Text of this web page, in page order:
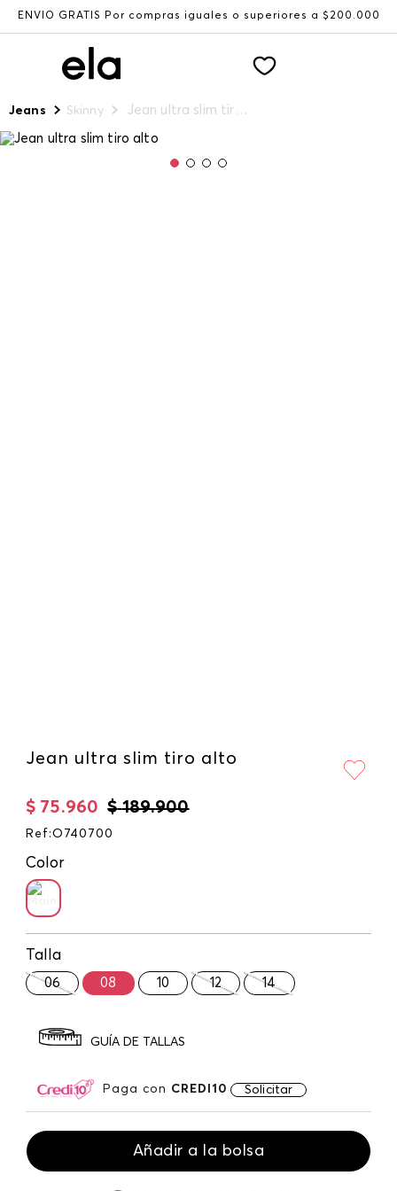
ENVÍO GRATIS Por compras iguales o superiores a $200.000
Jeans Skinny Jean ultra slim tiro alto
Jean ultra slim tiro alto
$ 189.900
$ 75.960
Ref :O740700
Color
Talla
06 08 10 12 14
GUÍA DE TALLAS
Paga con CREDI10 Solicitar
Añadir a la bolsa